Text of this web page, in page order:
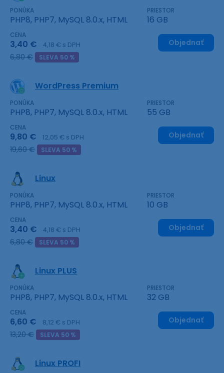
PONÚKA
PHP8, PHP7, MySQL 8.0.x, HTML
PRIESTOR
16 GB
CENA
3,40 € 4,18 € s DPH
6,80 € SLEVA 50 %
Objednať
WordPress Premium
PONÚKA
PHP8, PHP7, MySQL 8.0.x, HTML
PRIESTOR
55 GB
CENA
9,80 € 12,05 € s DPH
19,60 € SLEVA 50 %
Objednať
Linux
PONÚKA
PHP8, PHP7, MySQL 8.0.x, HTML
PRIESTOR
10 GB
CENA
3,40 € 4,18 € s DPH
6,80 € SLEVA 50 %
Objednať
Linux PLUS
PONÚKA
PHP8, PHP7, MySQL 8.0.x, HTML
PRIESTOR
32 GB
CENA
6,60 € 8,12 € s DPH
13,20 € SLEVA 50 %
Objednať
Linux PROFI